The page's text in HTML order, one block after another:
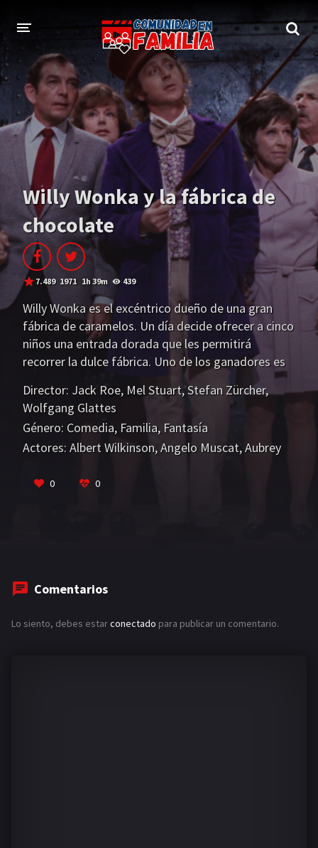
INICIO
TRAILER
BLOG
LOGIN
Willy Wonka y la fábrica de
chocolate
7.489 1971 1h 39m 439
Willy Wonka es el excéntrico dueño de una gran
fábrica de caramelos. Un día decide ofrecer a cinco
niños una entrada dorada que les permitirá
recorrer la dulce fábrica. Uno de los ganadores es
Charlie Bucket, un niño pobre de buen corazón que
espera un futuro mejor para él, para su madre y sus
cuatro abuelos. Los otros ganadores resultan ser
cuatro insoportables niños.
Director: Jack Roe, Mel Stuart,Stefan Zürcher,
Wolfgang Glattes
Género: Comedia, Familia, Fantasía
Actores: Albert Wilkinson,Angelo Muscat,Aubrey
0 0
Comentarios
Lo siento, debes estarconectado para publicar un comentario.